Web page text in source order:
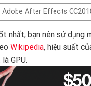
Adobe After Effects
nhất, bạn nên sử dụng
Wikipedia, hiệu suất
GPU.